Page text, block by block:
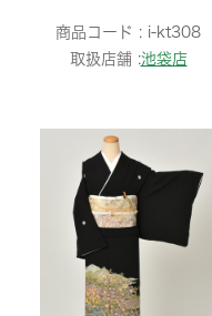
商品コード : i-kt308
取扱店舗 :池袋店